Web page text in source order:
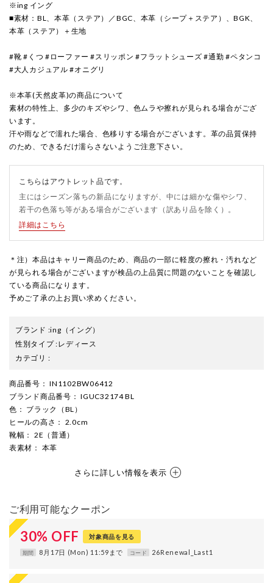
※ing イング
■素材：BL、本革（ステア）／BGC、本革（シープ＋ステア）、BGK、
本革（ステア）＋生地
#靴 #くつ #ローファー #スリッポン #フラットシューズ #通勤 #ペタンコ
#大人カジュアル #オニグリ
※本革(天然皮革)の商品について
素材の特性上、多少のキズやシワ、色ムラや擦れが見られる場合がござ
います。
汗や雨などで濡れた場合、色移りする場合がございます。革の品質保持
のため、できるだけ濡らさないようご注意下さい。
こちらはアウトレット品です。
主にはシーズン落ちの新品になりますが、中には細かな傷やシワ、
若干の色落ち等がある場合がございます（訳あり品を除く）。
詳細はこちら
＊注）本品はキャリー商品のため、商品の一部に軽度の擦れ・汚れなど
が見られる場合がございますが検品の上品質に問題のないことを確認し
ている商品になります。
予めご了承の上お買い求めください。
ブランド :ing （イング）
性別タイプ:レディース
カテゴリ :
商品番号 ： IN1102BW06412
ブランド商品番号 ： IGUC32174 BL
色 ： ブラック（BL）
ヒールの高さ ： 2.0cm
靴幅 ： 2E（普通）
表素材 ： 本革
さらに詳しい情報を表示
ご利用可能なクーポン
30% OFF 対象商品を見る
期間 8月17日 (Mon) 11:59まで コード 26Renewal_Last1